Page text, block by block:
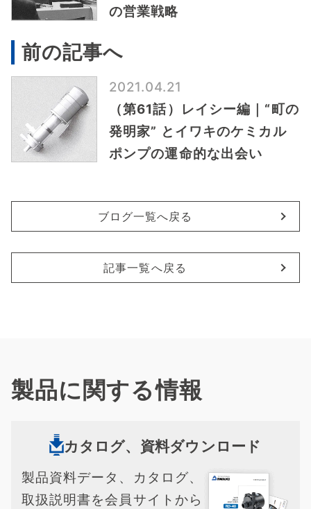
の営業戦略
前の記事へ
2021.04.21
（第61話）レイシー編｜“町の
発明家” とイワキのケミカル
ポンプの運命的な出会い
ブログ一覧へ戻る
記事一覧へ戻る
製品に関する情報
カタログ、資料ダウンロード
製品資料データ、カタログ、
取扱説明書を会員サイトから